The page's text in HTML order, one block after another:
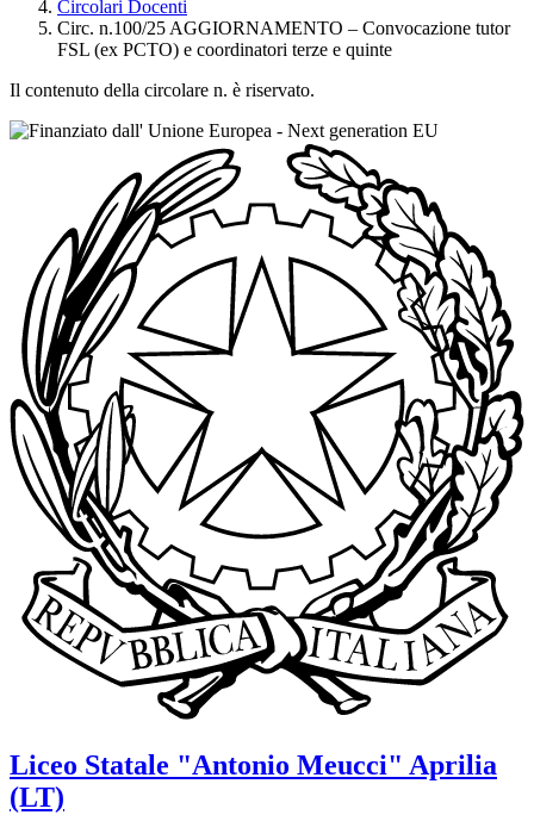
Circolari Docenti
Circ. n.100/25 AGGIORNAMENTO – Convocazione tutor
FSL (ex PCTO) e coordinatori terze e quinte
Il contenuto della circolare n. è riservato.
Liceo Statale "Antonio Meucci" Aprilia
(LT)